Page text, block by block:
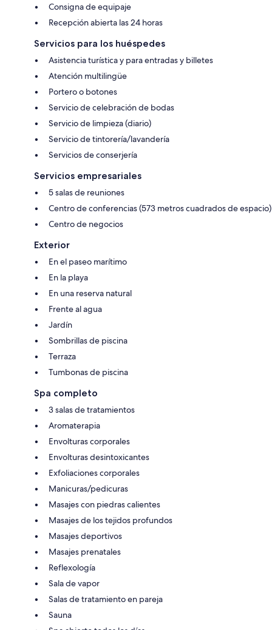
Consigna de equipaje
Recepción abierta las 24 horas
Servicios para los huéspedes
Asistencia turística y para entradas y billetes
Atención multilingüe
Portero o botones
Servicio de celebración de bodas
Servicio de limpieza (diario)
Servicio de tintorería/lavandería
Servicios de conserjería
Servicios empresariales
5 salas de reuniones
Centro de conferencias (573 metros cuadrados de espacio)
Centro de negocios
Exterior
En el paseo marítimo
En la playa
En una reserva natural
Frente al agua
Jardín
Sombrillas de piscina
Terraza
Tumbonas de piscina
Spa completo
3 salas de tratamientos
Aromaterapia
Envolturas corporales
Envolturas desintoxicantes
Exfoliaciones corporales
Manicuras/pedicuras
Masajes con piedras calientes
Masajes de los tejidos profundos
Masajes deportivos
Masajes prenatales
Reflexología
Sala de vapor
Salas de tratamiento en pareja
Sauna